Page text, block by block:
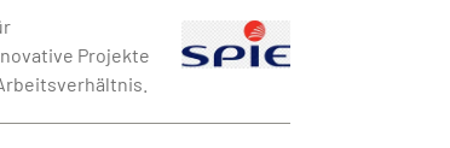
Projekte